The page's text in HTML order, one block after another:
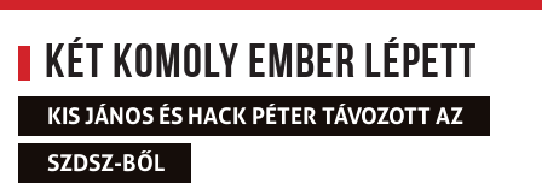
Két komoly ember lépett
KIS JÁNOS ÉS HACK PÉTER TÁVOZOTT AZ
SZDSZ-BŐL